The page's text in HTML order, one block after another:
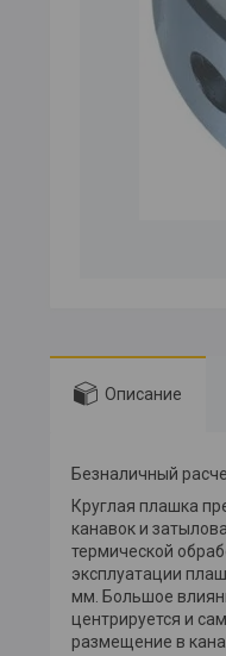
Описание
Безналичный
Круглая плашка
канавок и
термической
эксплуатации
мм. Большое
центрируется и
размещение в